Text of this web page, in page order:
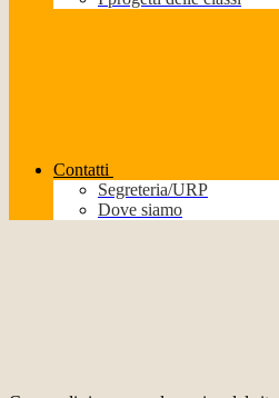
Contatti
Segreteria/URP
Dove siamo